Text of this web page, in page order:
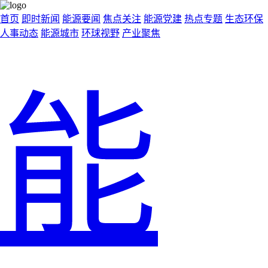
首页 即时新闻 能源要闻 焦点关注 能源党建 热点专题 生态环保
人事动态 能源城市 环球视野 产业聚焦
能